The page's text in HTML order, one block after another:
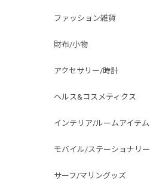
ファッション雑貨
財布/小物
アクセサリー/時計
ヘルス&コスメティクス
インテリア/ルームアイテム
モバイル/ステーショナリー
サーフ/マリングッズ